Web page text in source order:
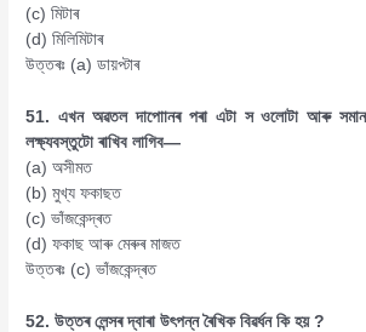
(c) মিটাৰ
(d) মিলিমিটাৰ
উত্তৰঃ (a) ডায়প্টাৰ
51. এখন অৱতল দাপোানৰ পৰা এটা স ওলোটা আৰু সমান
লক্ষ্যবস্তুটো ৰাখিব লাগিব—
(a) অসীমত
(b) মুখ্য ফকাছত
(c) ভাঁজকেন্দ্ৰত
(d) ফকাছ আৰু মেৰুৰ মাজত
উত্তৰঃ (c) ভাঁজকেন্দ্ৰত
52. উত্তৰ লেন্সৰ দ্বাৰা উৎপন্ন ৰৈখিক বিৱৰ্ধন কি হয় ?